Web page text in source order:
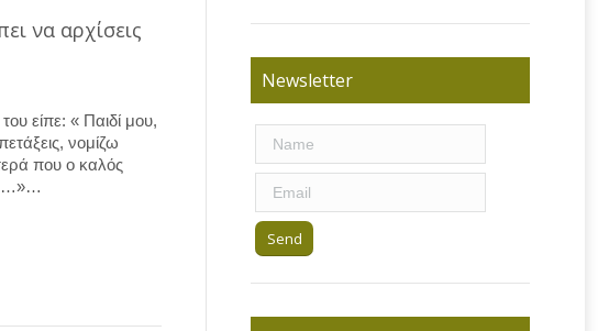
να αρχίσεις
είπε: « Παιδί μου,
νομίζω
που ο καλός
Newsletter